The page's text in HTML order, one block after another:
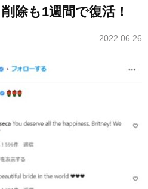
除も1週間で復活！
2022.06.26